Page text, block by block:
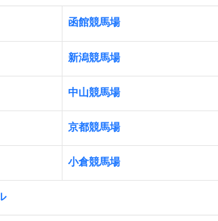
函館競馬場
新潟競馬場
中山競馬場
京都競馬場
小倉競馬場